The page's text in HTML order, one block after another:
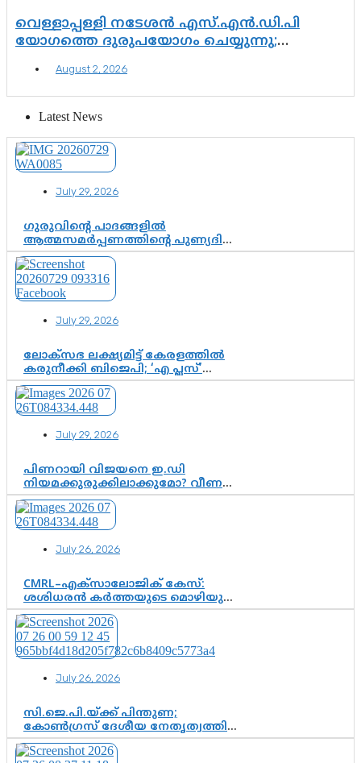
വെള്ളാപ്പള്ളി നടേശൻ എസ്.എൻ.ഡി.പി
യോഗത്തെ ദുരുപയോഗം ചെയ്യുന്നു;
വിഷവിത്ത്: ഗോകുലം ഗോപാലൻ
August 2, 2026
Latest News
July 29, 2026
ഗുരുവിന്റെ പാദങ്ങളിൽ
ആത്മസമർപ്പണത്തിന്റെ പുണ്യദിനം;
മാതാ അമൃതാനന്ദമയി മഠത്തിൽ
ഭക്തിസാന്ദ്രമായി ഗുരുപൂർണിമ
ആഘോഷം
July 29, 2026
ലോക്സഭ ലക്ഷ്യമിട്ട് കേരളത്തിൽ
കരുനീക്കി ബിജെപി; ‘എ പ്ലസ്’
മണ്ഡലങ്ങളിൽ പ്രമുഖരെ ഇറക്കി
കേന്ദ്രനേതൃത്വം, തിരുവനന്തപുരത്ത്
രാജീവ് ചന്ദ്രശേഖർ, ആറ്റിങ്ങലിൽ
ശോഭാ സുരേന്ദ്രൻ..
July 29, 2026
പിണറായി വിജയനെ ഇ.ഡി
നിയമക്കുരുക്കിലാക്കുമോ? വീണ
വിജയൻ മാപ്പുസാക്ഷിയാകുമോ?
കർത്തയുടെ മൊഴി നിർണായക
വഴിത്തിരിവാകുമോ?
July 26, 2026
CMRL–എക്‌സാലോജിക് കേസ്:
ശശിധരൻ കർത്തയുടെ മൊഴിയുടെ
അടിസ്ഥാനത്തിൽ പിണറായി
വിജയനെ ചോദ്യം ചെയ്യുന്നതിൽ ഉടൻ
തീരുമാനം; വീണയ്‌ക്കെതിരെ
കൂടുതൽ തെളിവുകൾ പരിശോധിച്ച്
July 26, 2026
സി.ജെ.പി.യ്ക്ക് പിന്തുണ;
കോൺഗ്രസ് ദേശീയ നേതൃത്വത്തിൽ
ആശങ്കയോ? പാർട്ടിക്കുള്ളിൽ
ഭിന്നാഭിപ്രായമെന്ന വിലയിരുത്തൽ